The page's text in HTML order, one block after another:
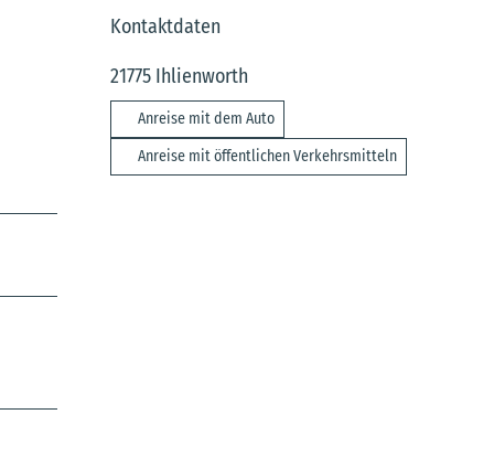
Kontaktdaten
21775 Ihlienworth
Anreise mit dem Auto
Anreise mit öffentlichen Verkehrsmitteln